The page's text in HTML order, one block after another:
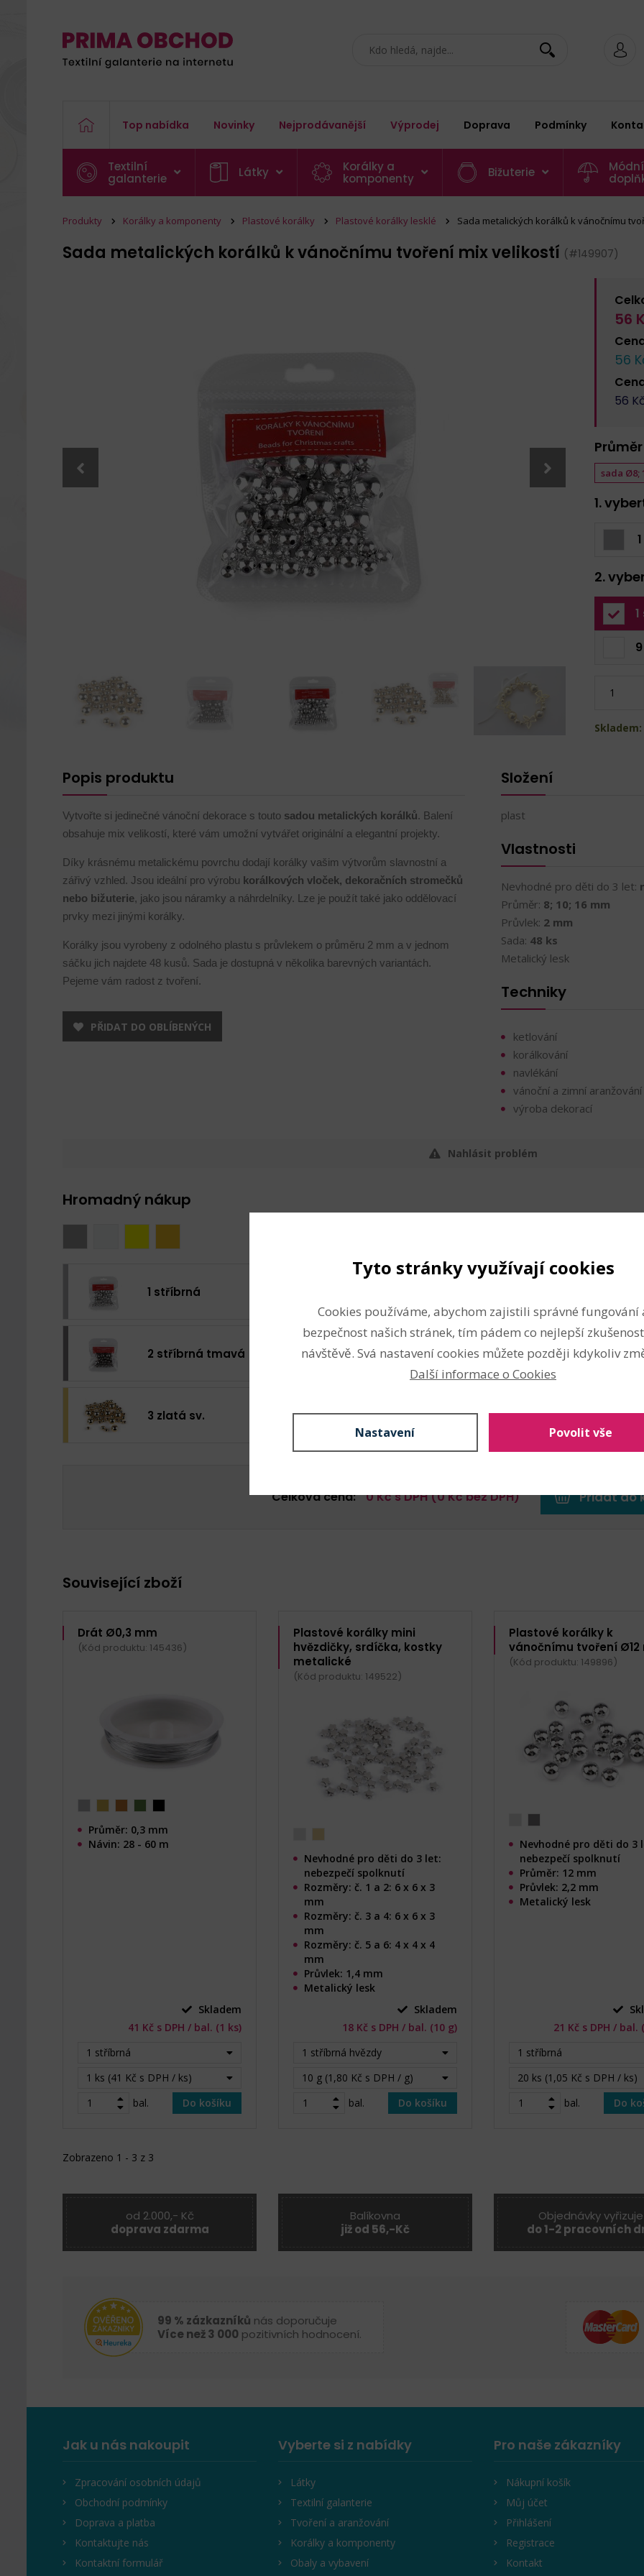
Top nabídka Novinky Nejprodávanější Výprodej Doprava Podmínky
Textilní
galanterie
Látky
Korálky a
komponenty
Bižuterie
Módní
Produkty Korálky a komponenty Plastové korálky Plastové korálky lesklé Sada metalických korálků k vánočnímu
Sada metalických korálků k vánočnímu tvoření mix velikostí (#149907)
56
56
56
Průměr
sada Ø8;
1.
2.
Popis produktu
Vytvořte si jedinečné vánoční dekorace s touto sadou metalických korálků. Balení
obsahuje mix velikostí, které vám umožní vytvářet originální a elegantní projekty.
Díky krásnému metalickému povrchu dodají korálky vašim výtvorům slavnostní a
zářivý vzhled. Jsou ideální pro výrobu korálkových vloček, dekoračních stromečků
nebo bižuterie, jako jsou náramky a náhrdelníky. Lze je použít také jako oddělovací
prvky mezi jinými korálky.
Korálky jsou vyrobeny z odolného plastu s průvlekem o průměru 2 mm a v jednom
sáčku jich najdete 48 kusů. Sada je dostupná v několika barevných variantách.
Pejeme vám radost z tvoření.
PŘIDAT DO OBLÍBENÝCH
Složení
plast
Vlastnosti
Nevhodné pro děti do 3 let:
Průměr: 8; 10; 16 mm
Průvlek: 2 mm
Sada: 48 ks
Metalický lesk
Techniky
ketlování
korálkování
navlékání
vánoční a zimní aranžování
výroba dekorací
Nahlásit problém
Hromadný nákup
1 stříbrná
2 stříbrná tmavá 1 sáček (56 Kč s DPH / sáček) bal.
56 Kč s DPH
Skladem: 360
3 zlatá sv. 1 sáček (56 Kč s DPH / sáček) bal.
Celková cena: 0Kč s DPH (0Kč bez DPH) Přidat do
Související zboží
Drát Ø0,3 mm
(Kód produktu: 145436)
Průměr: 0,3 mm
Návin: 28 - 60 m
Skladem
41 Kč s DPH / bal. (1 ks)
1 stříbrná
1 ks (41 Kč s DPH / ks)
bal.
Do košíku
Plastové korálky mini
hvězdičky, srdíčka, kostky
metalické
(Kód produktu: 149522)
Nevhodné pro děti do 3 let:
nebezpečí spolknutí
Rozměry: č. 1 a 2: 6 x 6 x 3
mm
Rozměry: č. 3 a 4: 6 x 6 x 3
mm
Rozměry: č. 5 a 6: 4 x 4 x 4
mm
Průvlek: 1,4 mm
Metalický lesk
Skladem
18 Kč s DPH / bal. (10 g)
1 stříbrná hvězdy
10 g (1,80 Kč s DPH / g)
bal.
Do košíku
Plastové korálky k
vánočnímu tvoření Ø12
(Kód produktu: 149896)
Nevhodné pro děti do 3
nebezpečí spolknutí
Průměr: 12 mm
Průvlek: 2,2 mm
Metalický lesk
21 Kč s DPH / bal.
1 stříbrná
20 ks (1,05 Kč s DPH / ks)
bal.
Do
Zobrazeno 1 - 3 z 3
od 2.000,- Kč
doprava zdarma
Balíkovna
již od 56,-Kč
Objednávky vyřizuje
do 1-2 pracovních
99 % zázkazníků nás doporučuje
Více než 3 000 pozitivních hodnocení.
Jak u nás nakoupit
Zpracování osobních údajů
Obchodní podmínky
Doprava a platba
Kontaktujte nás
Kontaktní formulář
Vyberte si z nabídky
Látky
Textilní galanterie
Tvoření a aranžování
Korálky a komponenty
Obaly a vybavení
Pro naše zákazníky
Nákupní košík
Můj účet
Přihlášení
Registrace
Kontakt
Tyto stránky využívají cookies
Cookies používáme, abychom zajistili správné fungování
bezpečnost našich stránek, tím pádem co nejlepší
návštěvě. Svá nastavení cookies můžete později kdykoliv
Další informace o Cookies
Nastavení Povolit vše